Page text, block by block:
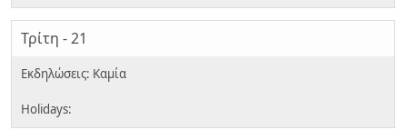
Τρίτη - 21